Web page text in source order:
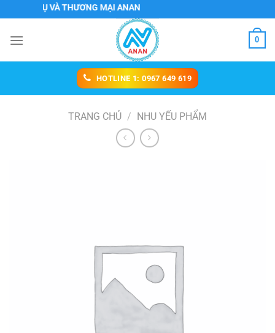
đến
nội
VỤ VÀ THƯƠNG MẠI ANAN
0
HOTLINE 1: 0967 649 619
TRANG CHỦ / NHU YẾU PHẨM